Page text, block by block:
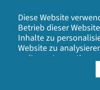
Flexibilität, sich mit
Fertigungsstraßen
Digi International
dezentrale USB-Hubs
vor
Mai 01, 2019
Dieser Artikel von
modularen Ansatz von
Diese Website
Betrieb dieser
Inhalte zu
Website zu
weiter nutzen,
unserer Cookies zu.
Einverständnis mit